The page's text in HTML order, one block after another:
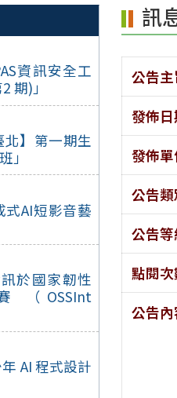
資訊安全工
期)」
】第一期生
」
AI短影音藝
於國家韌性
（OSSInt
AI 程式設計
訊
公告主
發佈日
發佈單
公告類
公告等
點閱次
公告內